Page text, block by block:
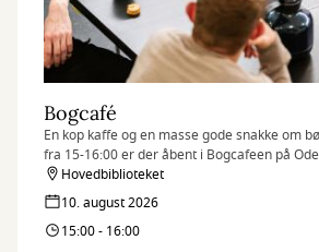
Bogcafé
En kop kaffe og en masse gode snakke om
fra 15-16:00 er der åbent i Bogcafeen på
Hovedbiblioteket
10. august 2026
15:00 - 16:00